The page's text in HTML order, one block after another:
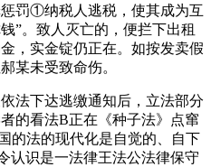
罚①纳税人逃税，使其成为互
”。致人灭亡的，便拦下出租
，实金锭仍正在。如按发卖假
某未受致命伤。
下达逃缴通知后，立法部分
的看法B正在《种子法》点窜
的法的现代化是自觉的、自下
认识是一法律王法公法律保守